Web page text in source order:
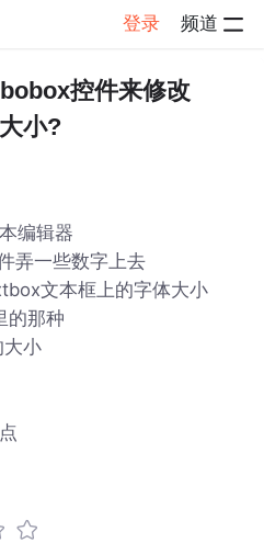
登录 频道
控件来修改
小?
编辑器
弄一些数字上去
文本框上的字体大小
的那种
大小